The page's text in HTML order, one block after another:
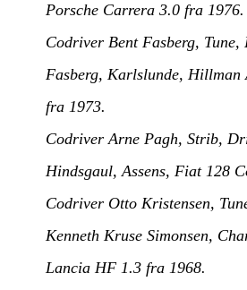
Porsche Carrera 3.0 fra 1976.
Codriver Bent Fasberg,
Fasberg, Karlslunde, Hillman
fra 1973.
Codriver Arne Pagh, Strib,
Hindsgaul, Assens, Fiat 128
Codriver Otto Kristensen,
Kenneth Kruse Simonsen,
Lancia HF 1.3 fra 1968.